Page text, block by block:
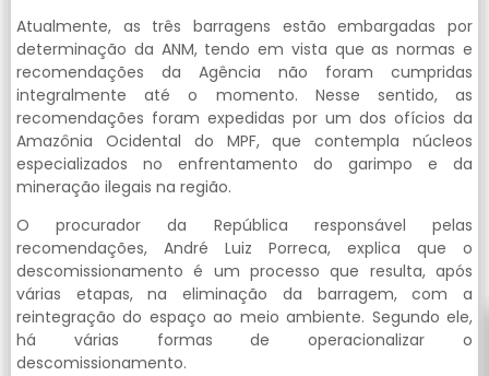
Atualmente, as três barragens estão embargadas por
determinação da ANM, tendo em vista que as normas e
recomendações da Agência não foram cumpridas
integralmente até o momento. Nesse sentido, as
recomendações foram expedidas por um dos ofícios da
Amazônia Ocidental do MPF, que contempla núcleos
especializados no enfrentamento do garimpo e da
mineração ilegais na região.
O procurador da República responsável pelas
recomendações, André Luiz Porreca, explica que o
descomissionamento é um processo que resulta, após
várias etapas, na eliminação da barragem, com a
reintegração do espaço ao meio ambiente. Segundo ele,
há várias formas de operacionalizar o
descomissionamento.